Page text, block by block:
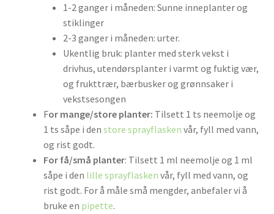
1-2 ganger i måneden: Sunne inneplanter og
stiklinger
2-3 ganger i måneden: urter.
Ukentlig bruk: planter med sterk vekst i
drivhus, utendørsplanter i varmt og fuktig vær,
og frukttrær, bærbusker og grønnsaker i
vekstsesongen
For mange/store planter: Tilsett 1 ts neemolje og
1 ts såpe i den store sprayflasken vår, fyll med vann,
og rist godt.
For få/små planter: Tilsett 1 ml neemolje og 1 ml
såpe i den lille sprayflasken vår, fyll med vann, og
rist godt. For å måle små mengder, anbefaler vi å
bruke en pipette.